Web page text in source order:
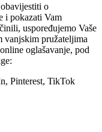
o
i pokazati Vam
uspoređujemo Vaše
vanjskim pružateljima
oglašavanje, pod
Pinterest, TikTok